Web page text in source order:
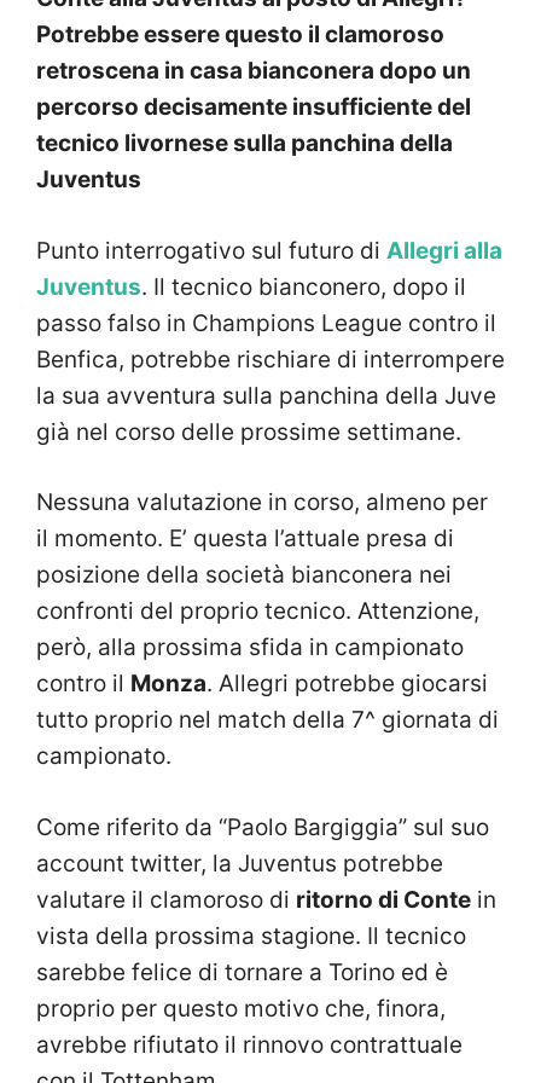
Potrebbe essere questo il clamoroso
retroscena in casa bianconera dopo un
percorso decisamente insufficiente del
tecnico livornese sulla panchina della
Juventus
Punto interrogativo sul futuro di Allegri alla
Juventus. Il tecnico bianconero, dopo il
passo falso in Champions League contro il
Benfica, potrebbe rischiare di interrompere
la sua avventura sulla panchina della Juve
già nel corso delle prossime settimane.
Nessuna valutazione in corso, almeno per
il momento. E’ questa l’attuale presa di
posizione della società bianconera nei
confronti del proprio tecnico. Attenzione,
però, alla prossima sfida in campionato
contro il Monza. Allegri potrebbe giocarsi
tutto proprio nel match della 7^ giornata di
campionato.
Come riferito da “Paolo Bargiggia” sul suo
account twitter, la Juventus potrebbe
valutare il clamoroso di ritorno di Conte in
vista della prossima stagione. Il tecnico
sarebbe felice di tornare a Torino ed è
proprio per questo motivo che, finora,
avrebbe rifiutato il rinnovo contrattuale